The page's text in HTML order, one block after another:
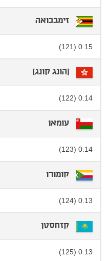
זימבבואה
0.15 (121)
[הונג קונג]
0.14 (122)
עומאן
0.14 (123)
קומורו
0.13 (124)
קזחסטן
0.13 (125)